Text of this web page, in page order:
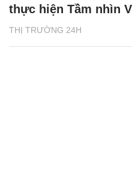
THỊ TRƯỜNG 24H
thực hiện Tầm nhìn